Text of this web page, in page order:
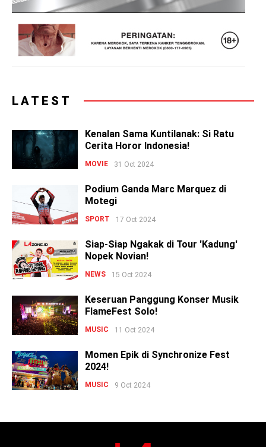
LATEST
Kenalan Sama Kuntilanak: Si Ratu
Cerita Horor Indonesia!
MOVIE 31 Oct 2024
Podium Ganda Marc Marquez di
Motegi
SPORT 17 Oct 2024
Siap-Siap Ngakak di Tour 'Kadung'
Nopek Novian!
NEWS 15 Oct 2024
Keseruan Panggung Konser Musik
FlameFest Solo!
MUSIC 11 Oct 2024
Momen Epik di Synchronize Fest
2024!
MUSIC 9 Oct 2024